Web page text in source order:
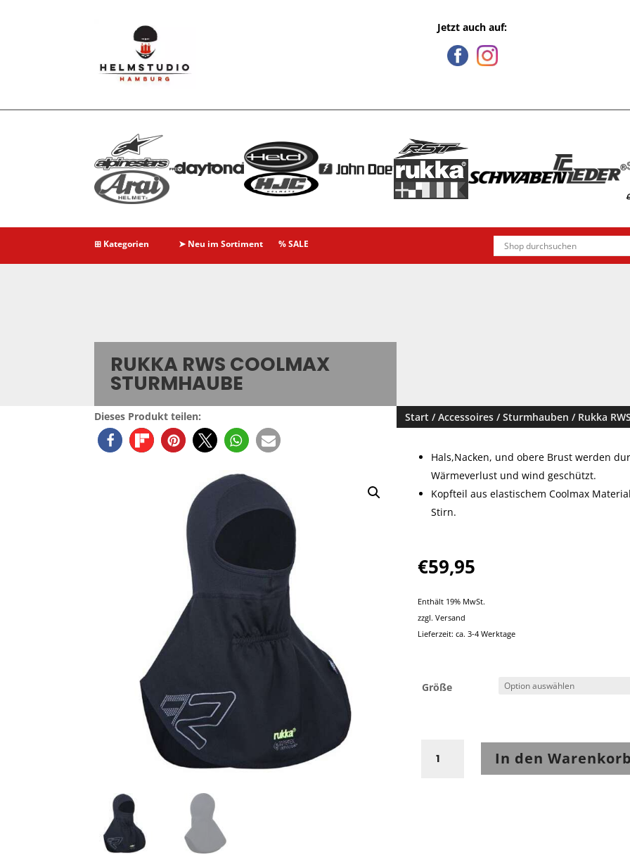
Jetzt auch auf:
⊞ Kategorien ➤ Neu im Sortiment % SALE
RUKKA RWS COOLMAX
STURMHAUBE
Dieses Produkt teilen: Start /Accessoires /Sturmhauben / Rukka
Hals,Nacken, und obere Brust werden
Wärmeverlust und wind geschützt.
Kopfteil aus elastischem Coolmax
Stirn.
€59,95
Enthält 19% MwSt.
zzgl.Versand
Lieferzeit: ca. 3-4 Werktage
Größe
RWS
In den